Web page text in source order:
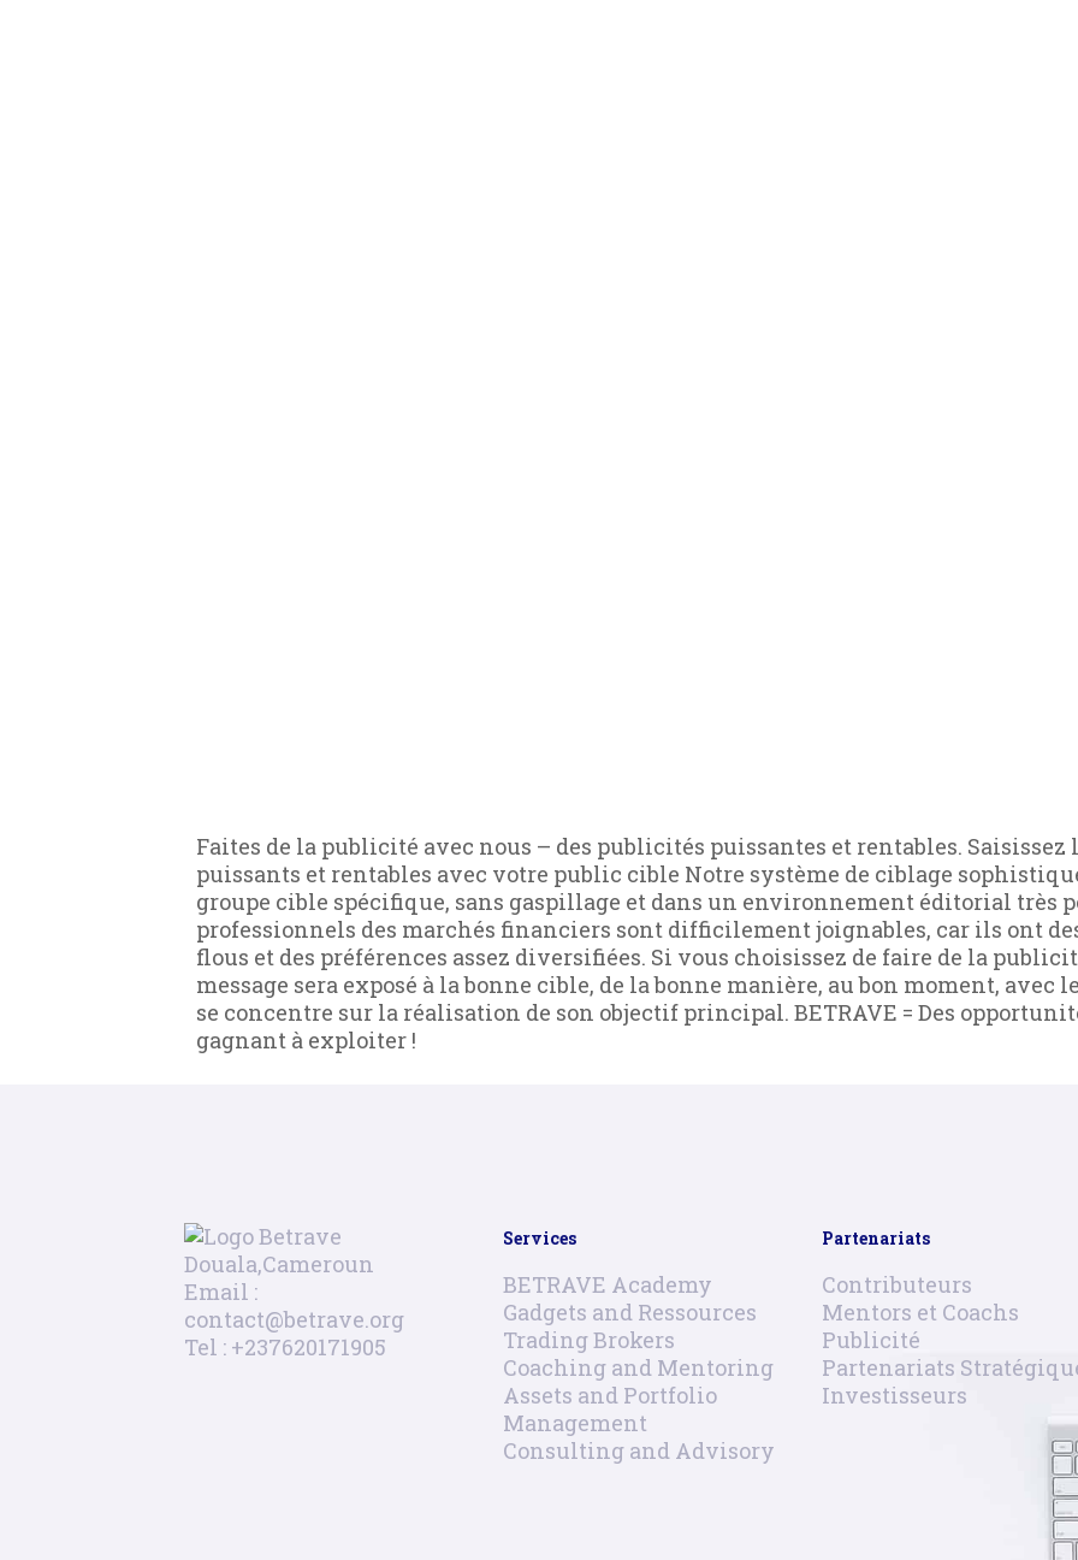
Faites de la publicité avec nous – des publicités puissantes et rentables. Saisissez
puissants et rentables avec votre public cible Notre système de ciblage
groupe cible spécifique, sans gaspillage et dans un environnement éditorial très
professionnels des marchés financiers sont difficilement joignables, car ils ont
flous et des préférences assez diversifiées. Si vous choisissez de faire de la
message sera exposé à la bonne cible, de la bonne manière, au bon moment, avec
se concentre sur la réalisation de son objectif principal. BETRAVE = Des
gagnant à exploiter !
Douala,Cameroun
Email :
contact@betrave.org
Tel : +237620171905
Services
BETRAVE Academy
Gadgets and Ressources
Trading Brokers
Coaching and Mentoring
Assets and Portfolio
Management
Consulting and Advisory
Partenariats
Contributeurs
Mentors et Coachs
Publicité
Partenariats
Investisseurs